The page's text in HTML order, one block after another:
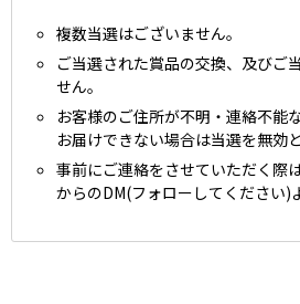
複数当選はございません。
ご当選された賞品の交換、及びご
せん。
お客様のご住所が不明・連絡不能
お届けできない場合は当選を無効
事前にご連絡をさせていただく際
からのDM(フォローしてください)